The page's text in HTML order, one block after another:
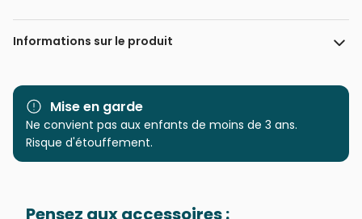
Informations sur le produit
Marque Bluebird Puzzle
Catégorie Puzzles - Art
Age
Puzzle pour Adultes (500 à
Mise en garde
Ne convient pas aux enfants de moins de 3 ans.
Risque d'étouffement.
Pensez aux accessoires :